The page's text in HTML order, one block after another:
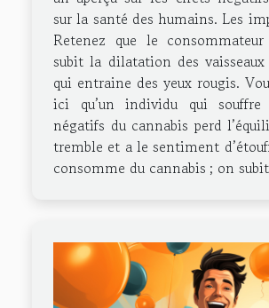
sur la santé des humains. Les
Retenez que le
subit la dilatation des vaisseaux
qui entraine des yeux rougis.
ici qu’un individu qui souffre
négatifs du cannabis perd
tremble et a le sentiment
consomme du cannabis ; on